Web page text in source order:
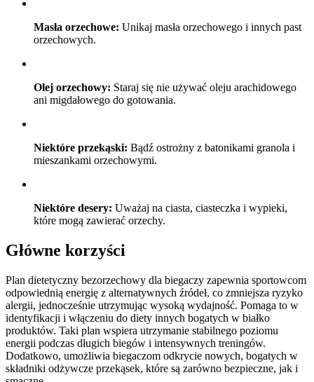
Masła orzechowe: Unikaj masła orzechowego i innych past
orzechowych.
Olej orzechowy: Staraj się nie używać oleju arachidowego
ani migdałowego do gotowania.
Niektóre przekąski: Bądź ostrożny z batonikami granola i
mieszankami orzechowymi.
Niektóre desery: Uważaj na ciasta, ciasteczka i wypieki,
które mogą zawierać orzechy.
Główne korzyści
Plan dietetyczny bezorzechowy dla biegaczy zapewnia sportowcom
odpowiednią energię z alternatywnych źródeł, co zmniejsza ryzyko
alergii, jednocześnie utrzymując wysoką wydajność. Pomaga to w
identyfikacji i włączeniu do diety innych bogatych w białko
produktów. Taki plan wspiera utrzymanie stabilnego poziomu
energii podczas długich biegów i intensywnych treningów.
Dodatkowo, umożliwia biegaczom odkrycie nowych, bogatych w
składniki odżywcze przekąsek, które są zarówno bezpieczne, jak i